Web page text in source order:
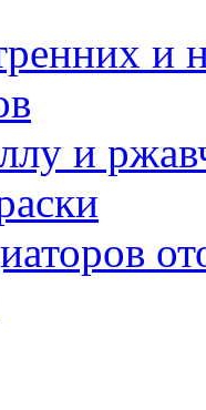
и
и